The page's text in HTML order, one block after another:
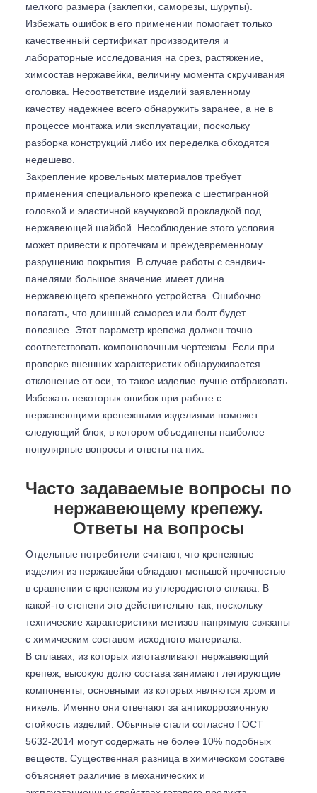
мелкого размера (заклепки, саморезы, шурупы).
Избежать ошибок в его применении помогает только
качественный сертификат производителя и
лабораторные исследования на срез, растяжение,
химсостав нержавейки, величину момента скручивания
оголовка. Несоответствие изделий заявленному
качеству надежнее всего обнаружить заранее, а не в
процессе монтажа или эксплуатации, поскольку
разборка конструкций либо их переделка обходятся
недешево.
Закрепление кровельных материалов требует
применения специального крепежа с шестигранной
головкой и эластичной каучуковой прокладкой под
нержавеющей шайбой. Несоблюдение этого условия
может привести к протечкам и преждевременному
разрушению покрытия. В случае работы с сэндвич-
панелями большое значение имеет длина
нержавеющего крепежного устройства. Ошибочно
полагать, что длинный саморез или болт будет
полезнее. Этот параметр крепежа должен точно
соответствовать компоновочным чертежам. Если при
проверке внешних характеристик обнаруживается
отклонение от оси, то такое изделие лучше отбраковать.
Избежать некоторых ошибок при работе с
нержавеющими крепежными изделиями поможет
следующий блок, в котором объединены наиболее
популярные вопросы и ответы на них.
Часто задаваемые вопросы по
нержавеющему крепежу.
Ответы на вопросы
Отдельные потребители считают, что крепежные
изделия из нержавейки обладают меньшей прочностью
в сравнении с крепежом из углеродистого сплава. В
какой-то степени это действительно так, поскольку
технические характеристики метизов напрямую связаны
с химическим составом исходного материала.
В сплавах, из которых изготавливают нержавеющий
крепеж, высокую долю состава занимают легирующие
компоненты, основными из которых являются хром и
никель. Именно они отвечают за антикоррозионную
стойкость изделий. Обычные стали согласно ГОСТ
5632-2014 могут содержать не более 10% подобных
веществ. Существенная разница в химическом составе
объясняет различие в механических и